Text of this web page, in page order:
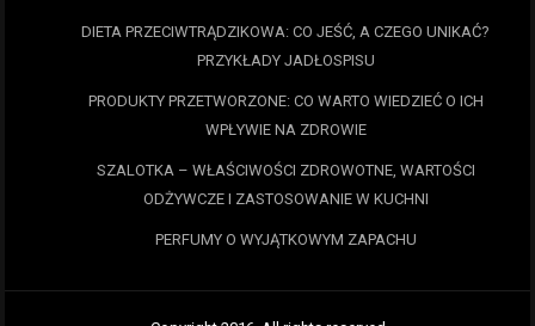
DIETA PRZECIWTRĄDZIKOWA: CO JEŚĆ, A CZEGO UNIKAĆ?
PRZYKŁADY JADŁOSPISU
PRODUKTY PRZETWORZONE: CO WARTO WIEDZIEĆ O ICH
WPŁYWIE NA ZDROWIE
SZALOTKA – WŁAŚCIWOŚCI ZDROWOTNE, WARTOŚCI
ODŻYWCZE I ZASTOSOWANIE W KUCHNI
PERFUMY O WYJĄTKOWYM ZAPACHU